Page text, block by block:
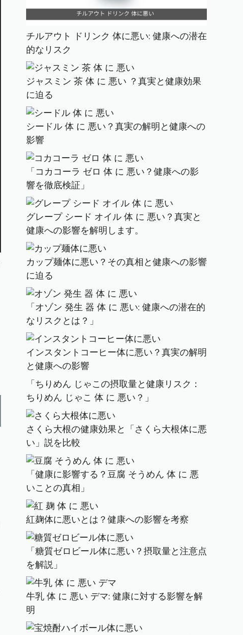
チルアウト ドリンク 体に悪い: 健康への潜在
的なリスク
ジャスミン 茶 体 に 悪い ？真実と健康効果
に迫る
シードル 体 に 悪い？真実の解明と健康への
影響
「コカコーラ ゼロ 体 に 悪い？健康への影
響を徹底検証」
グレープ シード オイル 体 に 悪い？真実と
健康への影響を解明します。
カップ麺体に悪い？その真相と健康への影響
に迫る
「オゾン 発生 器 体 に 悪い: 健康への潜在的
なリスクとは？」
インスタントコーヒー体に悪い？真実の解明
と健康への影響
「ちりめん じゃこの摂取量と健康リスク：
ちりめん じゃこ 体 に 悪い？」
さくら大根の健康効果と「さくら大根体に悪
い」説を比較
「健康に影響する？豆腐 そうめん 体 に 悪
いことの真相」
紅麹体に悪いとは？健康への影響を考察
「糖質ゼロビール体に悪い？摂取量と注意点
を解説」
牛乳 体 に 悪い デマ: 健康に対する影響を解
明